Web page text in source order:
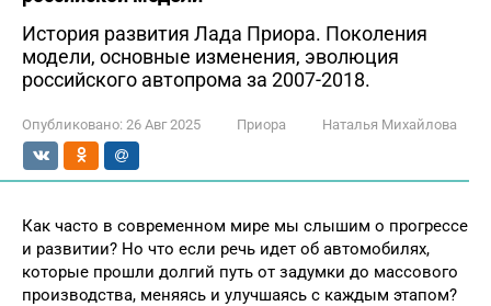
История развития Лада Приора. Поколения
модели, основные изменения, эволюция
российского автопрома за 2007-2018.
Опубликовано: 26 Авг 2025 Приора Наталья Михайлова
Как часто в современном мире мы слышим о прогрессе
и развитии? Но что если речь идет об автомобилях,
которые прошли долгий путь от задумки до массового
производства, меняясь и улучшаясь с каждым этапом?